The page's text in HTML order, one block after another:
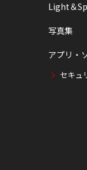
Light＆
写真集
アプリ・
セキュ